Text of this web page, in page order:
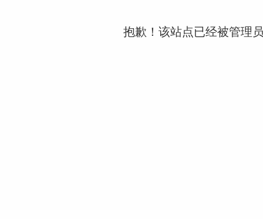
抱歉！该站点已经被管理